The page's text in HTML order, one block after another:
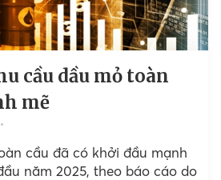
cầu dầu mỏ toàn
mẽ
cầu đã có khởi đầu mạnh
năm 2025, theo báo cáo do